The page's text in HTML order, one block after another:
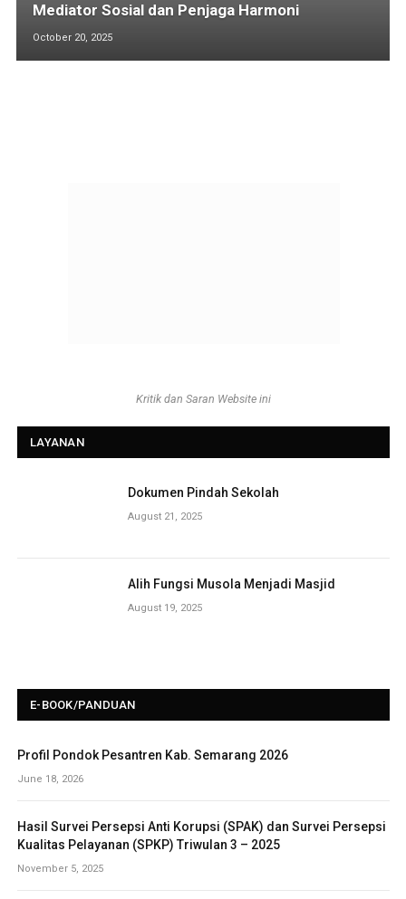
Mediator Sosial dan Penjaga Harmoni
October 20, 2025
Kritik dan Saran Website ini
LAYANAN
Dokumen Pindah Sekolah
August 21, 2025
Alih Fungsi Musola Menjadi Masjid
August 19, 2025
E-BOOK/PANDUAN
Profil Pondok Pesantren Kab. Semarang 2026
June 18, 2026
Hasil Survei Persepsi Anti Korupsi (SPAK) dan Survei Persepsi
Kualitas Pelayanan (SPKP) Triwulan 3 – 2025
November 5, 2025